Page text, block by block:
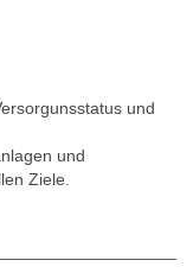
und
und
Ziele.